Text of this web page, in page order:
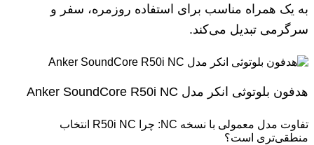
به یک همراه مناسب برای استفاده روزمره، سفر و
سرگرمی تبدیل می‌کند.
هدفون بلوتوثی انکر مدل Anker SoundCore R50i NC
تفاوت مدل معمولی با نسخه NC: چرا R50i NC انتخاب
منطقی‌تری است؟